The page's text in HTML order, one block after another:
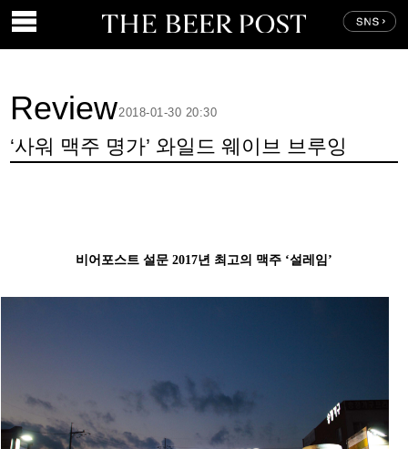
Review
‘사워 맥주 명가’ 와일드 웨이브 브루잉
2018-01-30 20:30
비어포스트 설문 2017년 최고의 맥주 ‘설레임’